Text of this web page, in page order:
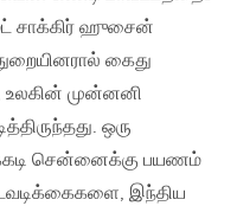
சாக்கிர் ஹுசைன்
கைது
உலகின் முன்னனி
ஒரு
சென்னைக்கு பயணம்
இந்திய